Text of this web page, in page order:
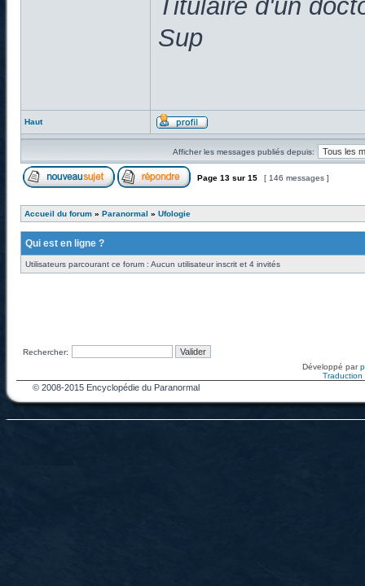
Titulaire d'un
Sup
Haut
Afficher les messages publiés depuis:
Page 13 sur 15 [ 146 messages ]
Accueil du forum » Paranormal » Ufologie
Qui est en ligne ?
Utilisateurs parcourant ce forum : Aucun utilisateur inscrit et 4 invités
Rechercher:
Développé par
Traduction
© 2008-2015 Encyclopédie du Paranormal